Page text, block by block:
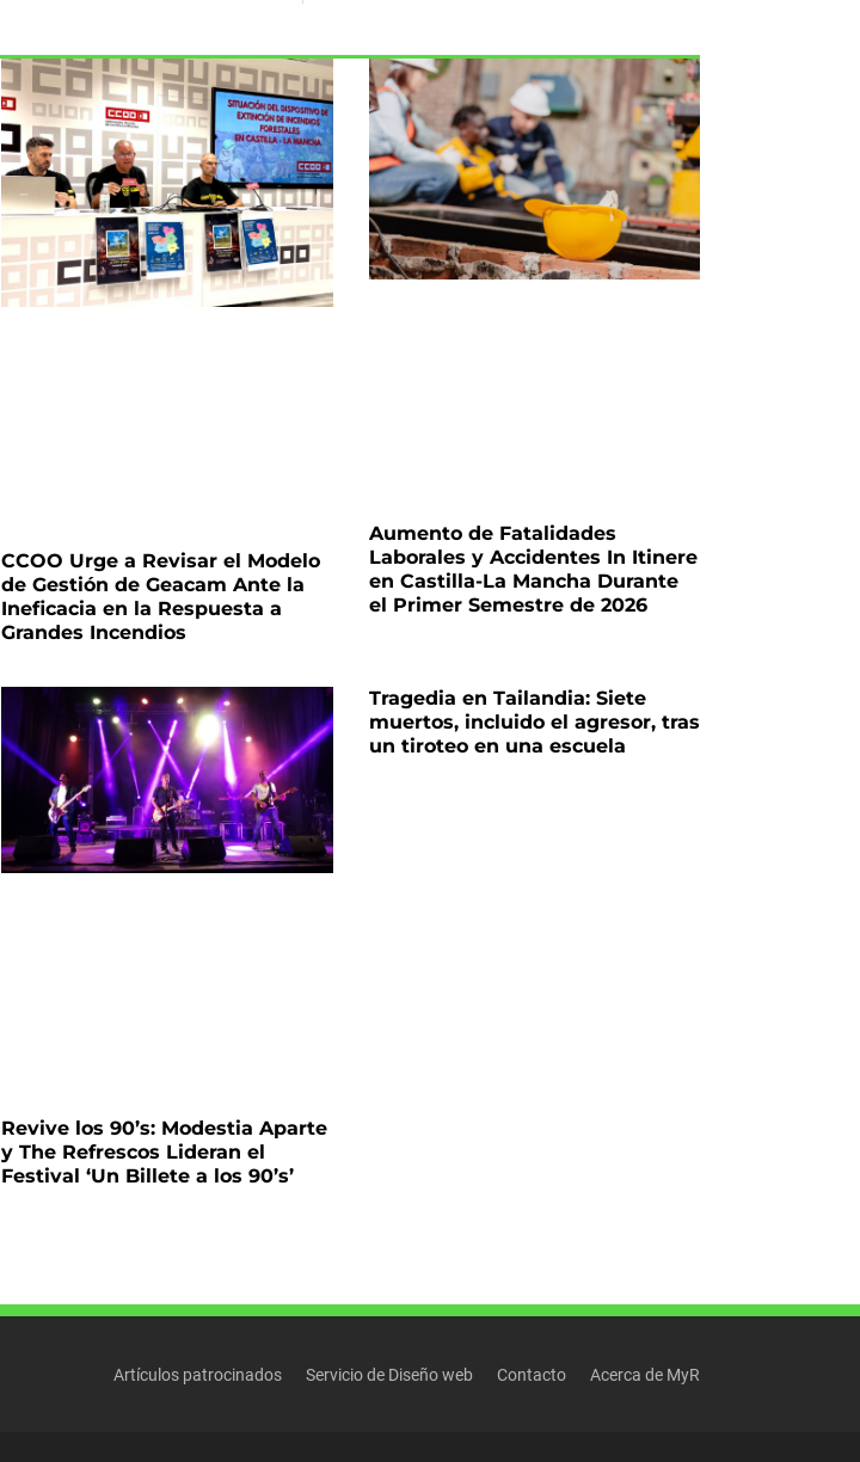
CCOO Urge a Revisar el Modelo
de Gestión de Geacam Ante la
Ineficacia en la Respuesta a
Grandes Incendios
Aumento de Fatalidades
Laborales y Accidentes In Itinere
en Castilla-La Mancha Durante
el Primer Semestre de 2026
Revive los 90’s: Modestia Aparte
y The Refrescos Lideran el
Festival ‘Un Billete a los 90’s’
Tragedia en Tailandia: Siete
muertos, incluido el agresor, tras
un tiroteo en una escuela
Artículos patrocinados Servicio de Diseño web Contacto Acerca de MyR